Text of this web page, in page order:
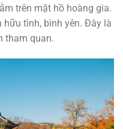
trên mặt hồ hoàng gia.
hữu tình, bình yên. Đây là
tham quan.